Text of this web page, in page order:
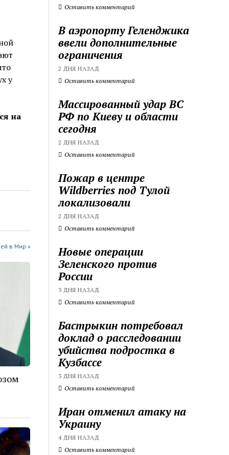
у
на
в Мир »
Оставить комментарий
В аэропорту Геленджика
ввели дополнительные
ограничения
2 ДНЯ НАЗАД
Оставить комментарий
Массированный удар ВС
РФ по Киеву и области
сегодня
2 ДНЯ НАЗАД
Оставить комментарий
Пожар в центре
Wildberries под Тулой
локализовали
2 ДНЯ НАЗАД
Оставить комментарий
Новые операции
Зеленского против
России
3 ДНЯ НАЗАД
Оставить комментарий
Бастрыкин потребовал
доклад о расследовании
убийства подростка в
Кузбассе
3 ДНЯ НАЗАД
Оставить комментарий
Иран отменил атаку на
Украину
4 ДНЯ НАЗАД
Оставить комментарий